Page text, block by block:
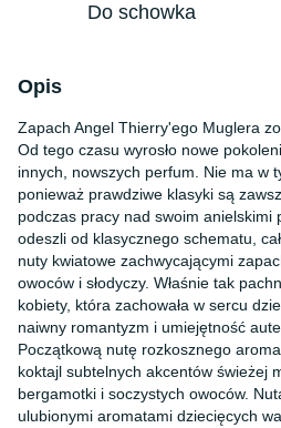
Do schowka
Opis
Zapach Angel Thierry'ego Muglera
Od tego czasu wyrosło nowe
innych, nowszych perfum. Nie ma w
ponieważ prawdziwe klasyki są
podczas pracy nad swoim anielskimi
odeszli od klasycznego schematu,
nuty kwiatowe zachwycającymi
owoców i słodyczy. Właśnie tak
kobiety, która zachowała w sercu
naiwny romantyzm i umiejętność
Początkową nutę rozkosznego
koktajl subtelnych akcentów świeżej
bergamotki i soczystych owoców.
ulubionymi aromatami dziecięcych